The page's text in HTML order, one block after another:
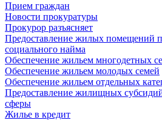
Прием граждан
Новости прокуратуры
Прокурор разъясняет
Предоставление жилых помещений
социального найма
Обеспечение жильем многодетных
Обеспечение жильем молодых семей
Обеспечение жильем отдельных
Предоставление жилищных
сферы
Жилье в кредит